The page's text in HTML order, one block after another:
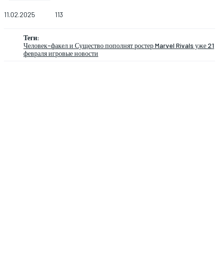
11.02.2025 113
Теги:
Человек-факел и Существо пополнят ростер Marvel Rivals уже 21
февраля игровые новости